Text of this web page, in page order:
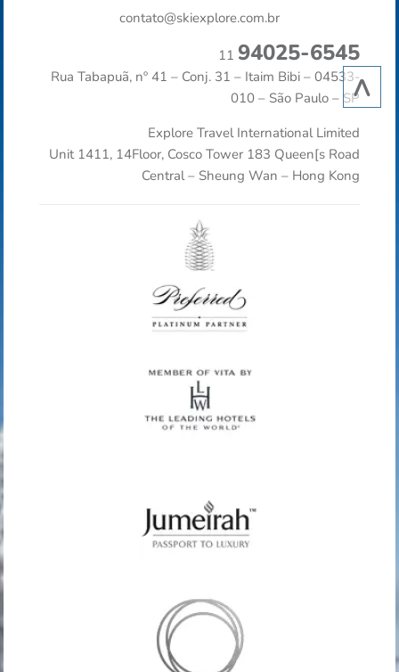
^
contato@skiexplore.com.br
11 94025-6545
Rua Tabapuã, nº 41 – Conj. 31 – Itaim Bibi – 04533-
010 – São Paulo – SP
Explore Travel International Limited
Unit 1411, 14Floor, Cosco Tower 183 Queen[s Road
Central – Sheung Wan – Hong Kong